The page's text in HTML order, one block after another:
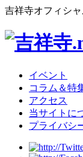
吉祥寺オフィシャ
イベント
コラム＆特
アクセス
当サイトに
プライバシ